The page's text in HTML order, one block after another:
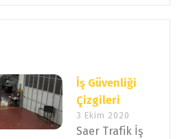
İş Güvenliği
Çizgileri
3 Ekim 2020
Saer Trafik İş